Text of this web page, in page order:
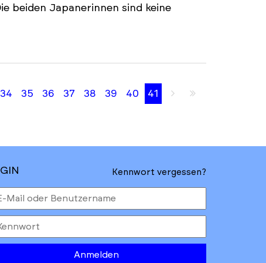
beiden Japanerinnen sind keine
34 35 36 37 38 39 40 41 Nächste
Kennwort vergessen?
Anmelden